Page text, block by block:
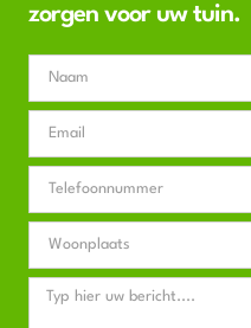
zorgen voor uw tuin.